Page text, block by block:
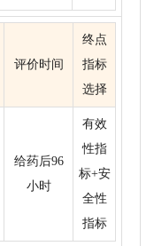
评价时间
终点
指标
选择
给药后96
小时
有效
性指
标+安
全性
指标